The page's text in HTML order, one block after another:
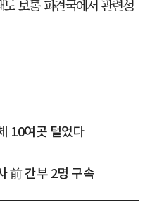
보통 파견국에서 관련성
10여곳 털었다
前 간부 2명 구속